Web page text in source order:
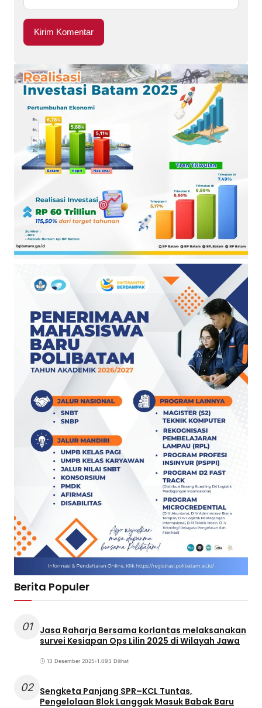
Berita Populer
01
Jasa Raharja Bersama korlantas melaksanakan
survei Kesiapan Ops Lilin 2025 di Wilayah Jawa
13 Desember 2025•1.093 Dilihat
02 Sengketa Panjang SPR–KCL Tuntas,
Pengelolaan Blok Langgak Masuk Babak Baru